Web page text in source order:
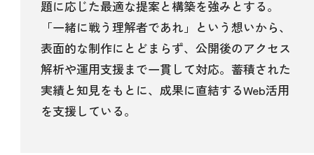
題に応じた最適な提案と構築を強みとする。
「一緒に戦う理解者であれ」という想いから、
表面的な制作にとどまらず、公開後のアクセス
解析や運用支援まで一貫して対応。蓄積された
実績と知見をもとに、成果に直結するWeb活用
を支援している。